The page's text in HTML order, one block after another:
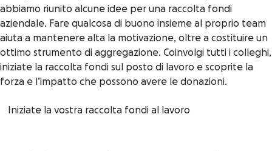
abbiamo riunito alcune idee per una raccolta fondi
aziendale. Fare qualcosa di buono insieme al proprio team
aiuta a mantenere alta la motivazione, oltre a costituire un
ottimo strumento di aggregazione. Coinvolgi tutti i colleghi,
iniziate la raccolta fondi sul posto di lavoro e scoprite la
forza e l’impatto che possono avere le donazioni.
Iniziate la vostra raccolta fondi al lavoro